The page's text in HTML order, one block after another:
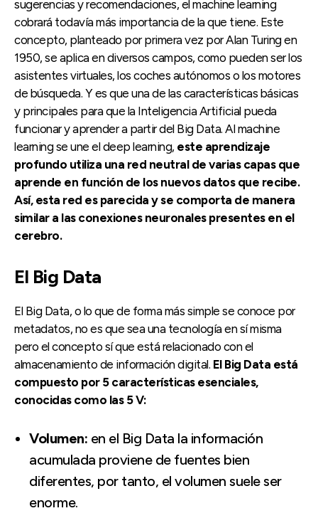
sugerencias y recomendaciones, el machine learning
cobrará todavía más importancia de la que tiene. Este
concepto, planteado por primera vez por Alan Turing en
1950, se aplica en diversos campos, como pueden ser los
asistentes virtuales, los coches autónomos o los motores
de búsqueda. Y es que una de las características básicas
y principales para que la Inteligencia Artificial pueda
funcionar y aprender a partir del Big Data. Al machine
learning se une el deep learning, este aprendizaje
profundo utiliza una red neutral de varias capas que
aprende en función de los nuevos datos que recibe.
Así, esta red es parecida y se comporta de manera
similar a las conexiones neuronales presentes en el
cerebro.
El Big Data
El Big Data, o lo que de forma más simple se conoce por
metadatos, no es que sea una tecnología en sí misma
pero el concepto sí que está relacionado con el
almacenamiento de información digital. El Big Data está
compuesto por 5 características esenciales,
conocidas como las 5 V:
Volumen: en el Big Data la información
acumulada proviene de fuentes bien
diferentes, por tanto, el volumen suele ser
enorme.